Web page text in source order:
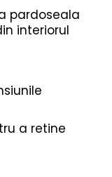
pardoseala
interiorul
a retine